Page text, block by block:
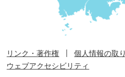
リンク・著作権
個人情報の取
ウェブアクセシビリティ